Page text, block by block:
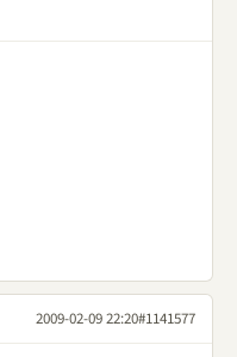
2009-02-09 22:20#1141577